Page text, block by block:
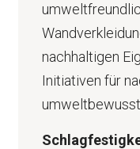
nachhaltigen
Initiativen für